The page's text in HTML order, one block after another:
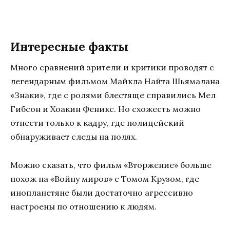
Интересные факты
Много сравнений зрители и критики проводят с
легендарным фильмом Майкла Найта Шьямалана
«Знаки», где с ролями блестяще справились Мел
Гибсон и Хоакин Феникс. Но схожесть можно
отнести только к кадру, где полицейский
обнаруживает следы на полях.
Можно сказать, что фильм «Вторжение» больше
похож на «Войну миров» с Томом Крузом, где
инопланетяне были достаточно агрессивно
настроены по отношению к людям.